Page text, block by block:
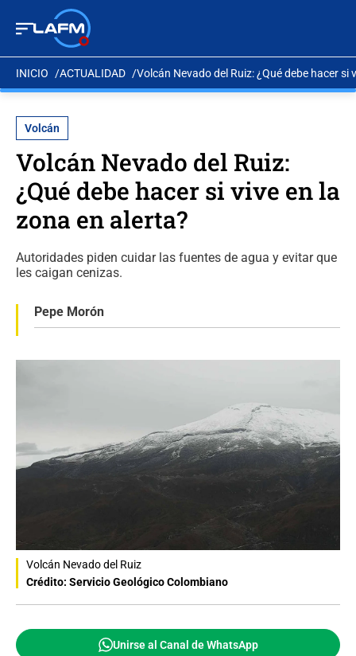
INICIO ACTUALIDAD Volcán Nevado del Ruiz: ¿Qué debe hacer si
Volcán
Volcán Nevado del Ruiz:
¿Qué debe hacer si vive en la
zona en alerta?
Autoridades piden cuidar las fuentes de agua y evitar que
les caigan cenizas.
Pepe Morón
Volcán Nevado del Ruiz
Crédito: Servicio Geológico Colombiano
Unirse al Canal de WhatsApp